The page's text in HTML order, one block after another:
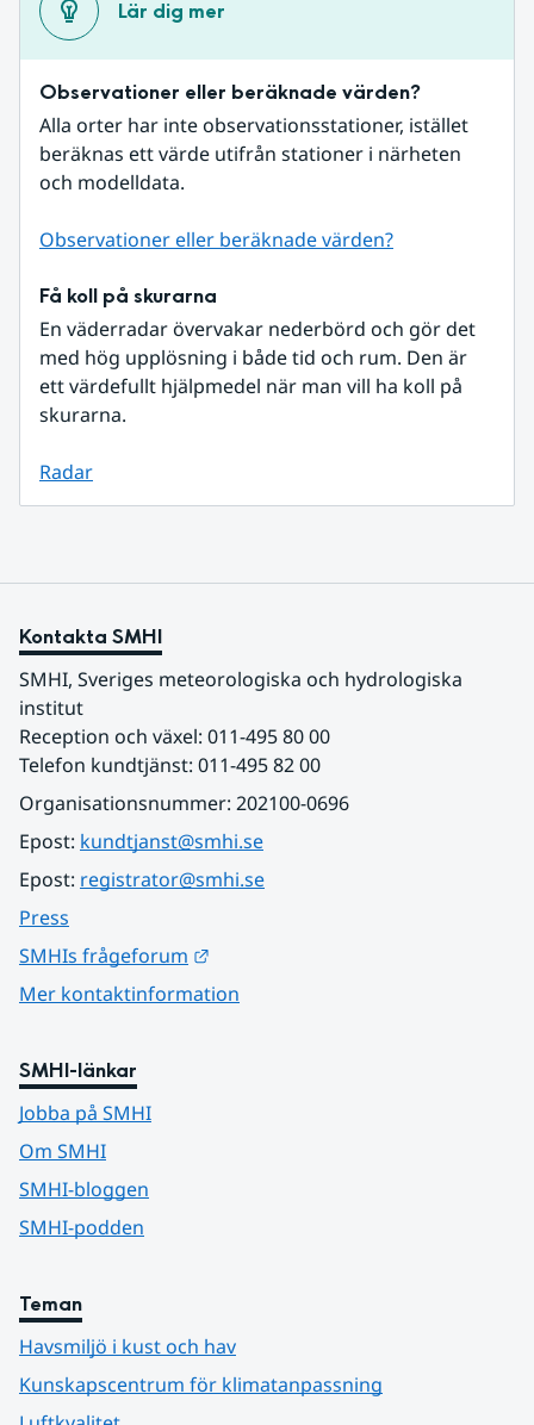
Lär dig mer
Observationer eller beräknade värden?
Alla orter har inte observationsstationer, istället
beräknas ett värde utifrån stationer i närheten
och modelldata.
Observationer eller beräknade värden?
Få koll på skurarna
En väderradar övervakar nederbörd och gör det
med hög upplösning i både tid och rum. Den är
ett värdefullt hjälpmedel när man vill ha koll på
skurarna.
Radar
Kontakta SMHI
SMHI, Sveriges meteorologiska och hydrologiska
institut
Reception och växel: 011-495 80 00
Telefon kundtjänst: 011-495 82 00
Organisationsnummer: 202100-0696
Epost: kundtjanst@smhi.se
Epost: registrator@smhi.se
Press
SMHIs frågeforum
Mer kontaktinformation
SMHI-länkar
Jobba på SMHI
Om SMHI
SMHI-bloggen
SMHI-podden
Teman
Havsmiljö i kust och hav
Kunskapscentrum för klimatanpassning